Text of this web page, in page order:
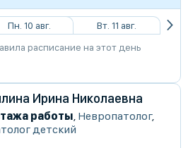
Пн. 10 авг.
Вт. 11 авг.
расписание на этот день
Ирина Николаевна
работы, Невропатолог,
детский